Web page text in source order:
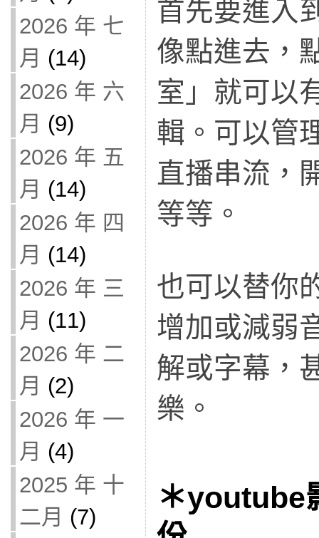
2026 年 七
月 (14)
2026 年 六
月 (9)
2026 年 五
月 (14)
2026 年 四
月 (14)
2026 年 三
月 (11)
2026 年 二
月 (2)
2026 年 一
月 (4)
2025 年 十
二月 (7)
首先要進入
像點進去，
室」就可以
輯。可以管
直播串流，
等等。
也可以替你
增加或減弱
解或字幕，
樂。
＊youtube